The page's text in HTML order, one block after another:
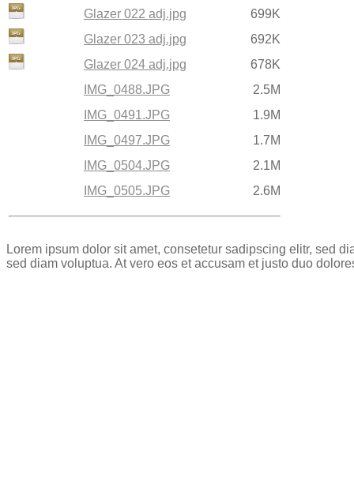
Glazer 022 adj.jpg
699K
Glazer 023 adj.jpg
692K
Glazer 024 adj.jpg
678K
IMG_0488.JPG
2.5M
IMG_0491.JPG
1.9M
IMG_0497.JPG
1.7M
IMG_0504.JPG
2.1M
IMG_0505.JPG
2.6M
Lorem ipsum dolor sit amet, consetetur sadipscing elitr, sed
sed diam voluptua. At vero eos et accusam et justo duo